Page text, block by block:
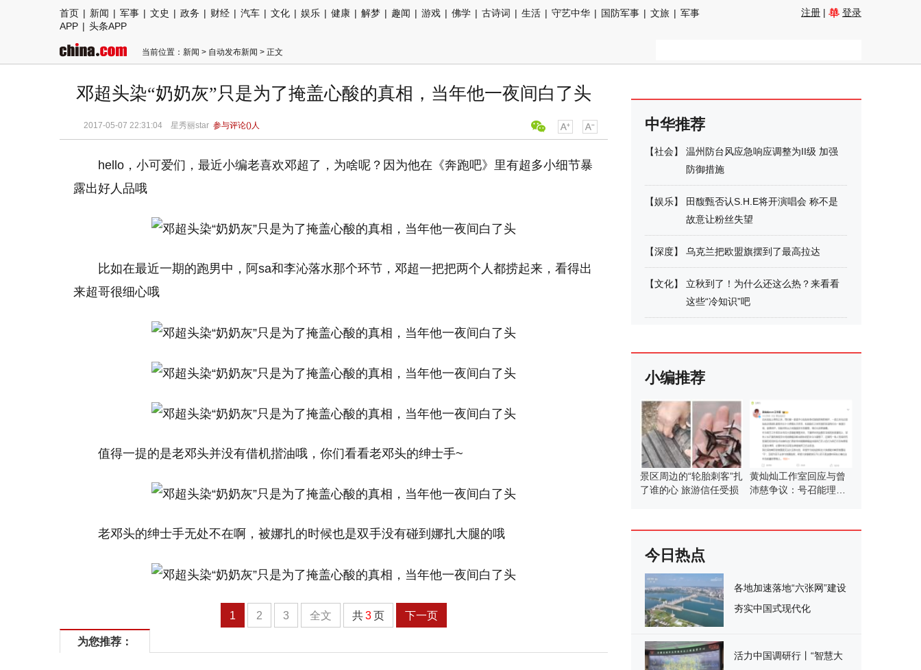
首页 | 新闻 | 军事 | 文史 | 政务 | 财经 | 汽车 | 文化 | 娱乐 | 健康 | 解梦 | 趣闻 | 游戏 | 佛学 | 古诗词 | 生活 | 守艺中华 | 国防军事 | 文旅 | 军事
APP | 头条APP
注册 | 登录
当前位置： 新闻 > 自动发布新闻 > 正文
邓超头染“奶奶灰”只是为了掩盖心酸的真相，当年他一夜间白了头
2017-05-07 22:31:04 星秀丽star 参与评论()人
hello，小可爱们，最近小编老喜欢邓超了，为啥呢？因为他在《奔跑吧》里有超多小细节暴
露出好人品哦
比如在最近一期的跑男中，阿sa和李沁落水那个环节，邓超一把把两个人都捞起来，看得出
来超哥很细心哦
值得一提的是老邓头并没有借机揩油哦，你们看看老邓头的绅士手~
老邓头的绅士手无处不在啊，被娜扎的时候也是双手没有碰到娜扎大腿的哦
1 2 3 全文 共3页 下一页
为您推荐：
中华推荐
【社会】
温州防台风应急响应调整为II级 加强
防御措施
【娱乐】
田馥甄否认S.H.E将开演唱会 称不是
故意让粉丝失望
【深度】 乌克兰把欧盟旗摆到了最高拉达
【文化】
立秋到了！为什么还这么热？来看看
这些“冷知识”吧
小编推荐
景区周边的“轮胎刺客”扎
了谁的心 旅游信任受损
黄灿灿工作室回应与曾
沛慈争议：号召能理智
今日热点
各地加速落地“六张网”建设
夯实中国式现代化
活力中国调研行丨“智慧大